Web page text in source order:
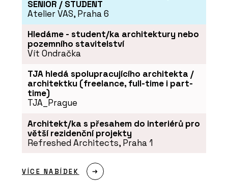
O FIRMĚ
OBZOR
SENIOR / STUDENT
Atelier VAS, Praha 6
Hledáme - student/ka architektury nebo
pozemního stavitelství
Vít Ondračka
TJA hledá spolupracujícího architekta /
architektku (freelance, full-time i part-
time)
TJA_Prague
Architekt/ka s přesahem do interiérů pro
větší rezidenční projekty
Refreshed Architects, Praha 1
VÍCE NABÍDEK